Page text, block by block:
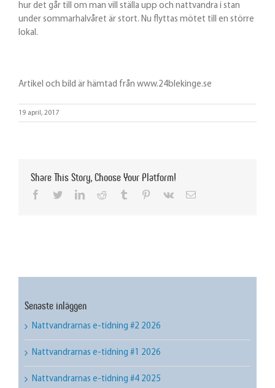
hur det går till om man vill ställa upp och nattvandra i stan
under sommarhalvåret är stort. Nu flyttas mötet till en större
lokal.
Artikel och bild är hämtad från www.24blekinge.se
19 april, 2017
Share This Story, Choose Your Platform!
facebooktwitterlinkedinreddit tumblr pinterest
vk Email
Senaste inläggen
Nattvandrarnas e-tidning #2 2026
Nattvandrarnas e-tidning #1 2026
Nattvandrarnas e-tidning #4 2025